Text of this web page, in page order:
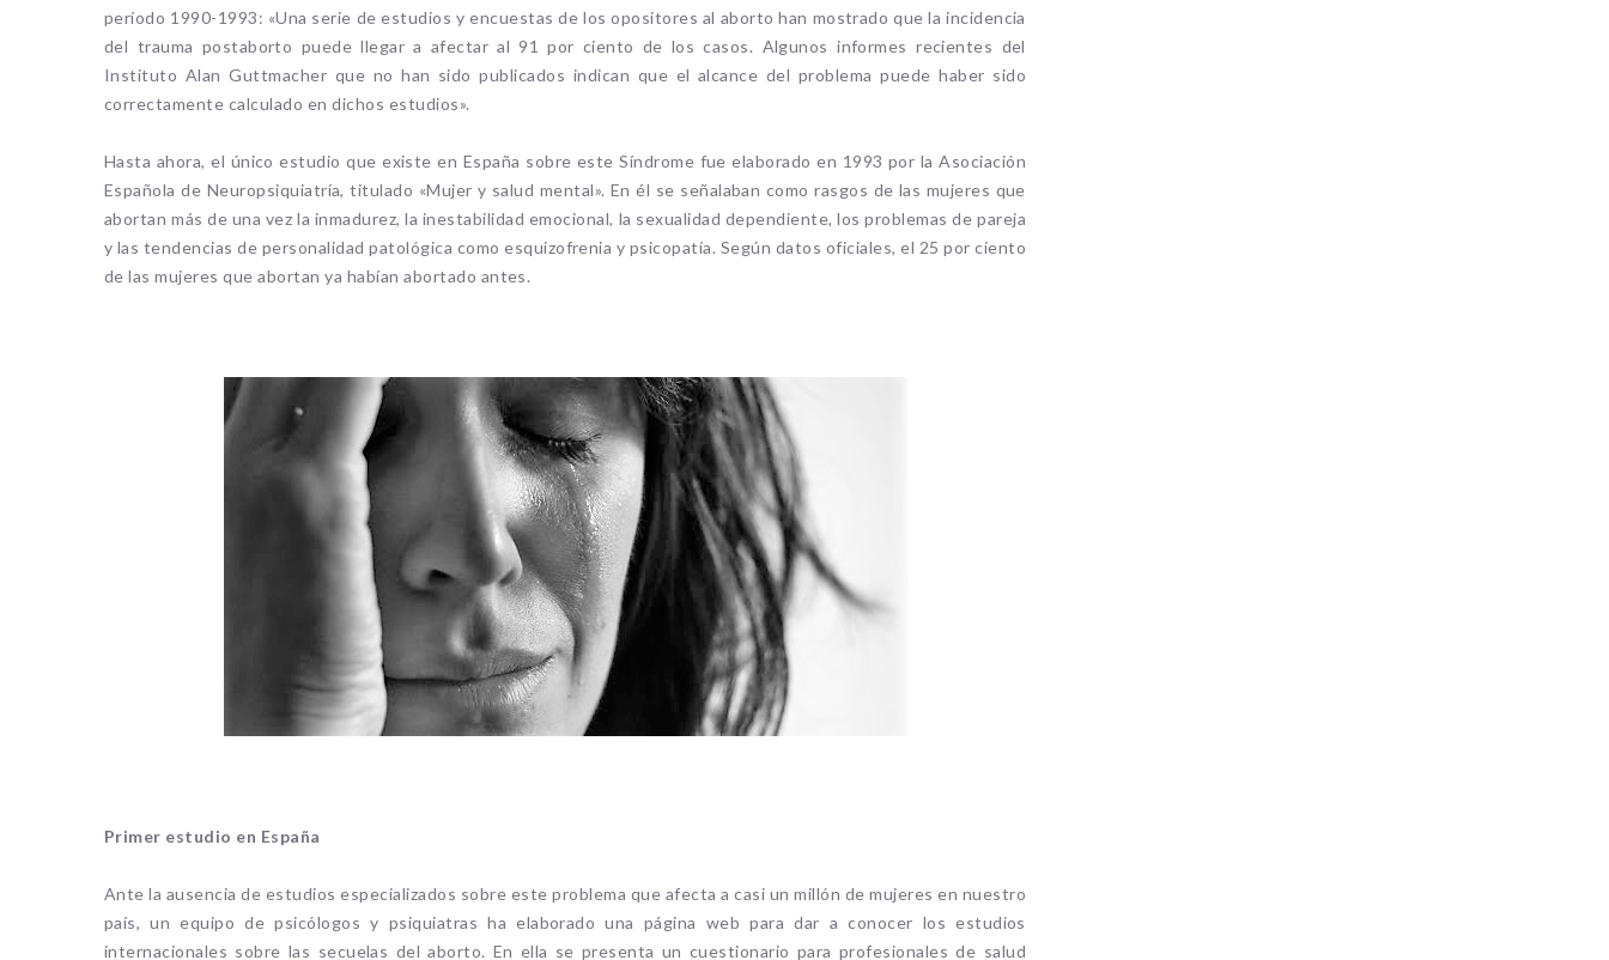
período 1990-1993: «Una serie de estudios y encuestas de los opositores al aborto han mostrado que la incidencia
del trauma postaborto puede llegar a afectar al 91 por ciento de los casos. Algunos informes recientes del
Instituto Alan Guttmacher que no han sido publicados indican que el alcance del problema puede haber sido
correctamente calculado en dichos estudios».
Hasta ahora, el único estudio que existe en España sobre este Síndrome fue elaborado en 1993 por la Asociación
Española de Neuropsiquiatría, titulado «Mujer y salud mental». En él se señalaban como rasgos de las mujeres que
abortan más de una vez la inmadurez, la inestabilidad emocional, la sexualidad dependiente, los problemas de pareja
y las tendencias de personalidad patológica como esquizofrenia y psicopatía. Según datos oficiales, el 25 por ciento
de las mujeres que abortan ya habían abortado antes.
Primer estudio en España
Ante la ausencia de estudios especializados sobre este problema que afecta a casi un millón de mujeres en nuestro
país, un equipo de psicólogos y psiquiatras ha elaborado una página web para dar a conocer los estudios
internacionales sobre las secuelas del aborto. En ella se presenta un cuestionario para profesionales de salud